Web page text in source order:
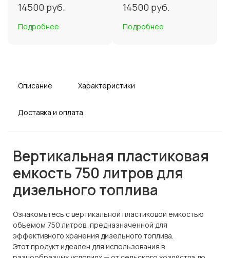
14500 руб.
Подробнее
14500 руб.
Подробнее
Описание Характеристики
Доставка и оплата
Вертикальная пластиковая
емкость 750 литров для
дизельного топлива
Ознакомьтесь с вертикальной пластиковой емкостью
объемом 750 литров, предназначенной для
эффективного хранения дизельного топлива.
Этот продукт идеален для использования в